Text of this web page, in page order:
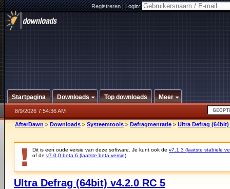
Registreren|Login:
Startpagina Downloads Top downloads Meer
8/9/2026 7:54:36 AM
AfterDawn > Downloads > Systeemtools > Defragmentatie > Ultra Defrag (64bit)
Dit is een oude versie van deze software. Je kunt ook de v7.1.3 (laatste stabiele
of de v7.0.0 beta 6 (laatste beta versie)
Ultra Defrag (64bit) v4.2.0 RC 5